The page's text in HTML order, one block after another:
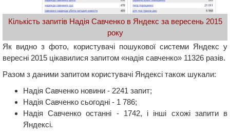
Кількість запитів Надія Савченко в Яндекс за вересень 2015
року
Як видно з фото, користувачі пошукової системи Яндекс у
вересні 2015 цікавилися запитом «надія савченко» 11326 разів.
Разом з даними запитом користувачі Яндексі також шукали:
Надія Савченко новини - 2241 запит;
Надія Савченко сьогодні - 1 786;
Надія Савченко останні - 1742, і інші схожі запити в
Яндексі.